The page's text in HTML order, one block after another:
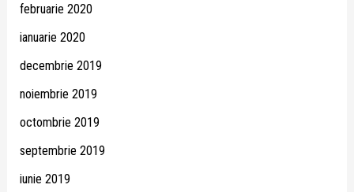
februarie 2020
ianuarie 2020
decembrie 2019
noiembrie 2019
octombrie 2019
septembrie 2019
iunie 2019